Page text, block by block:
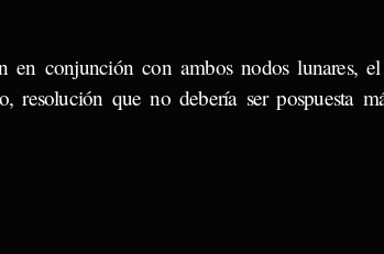
en conjunción con ambos nodos
resolución que no debería ser pospuesta